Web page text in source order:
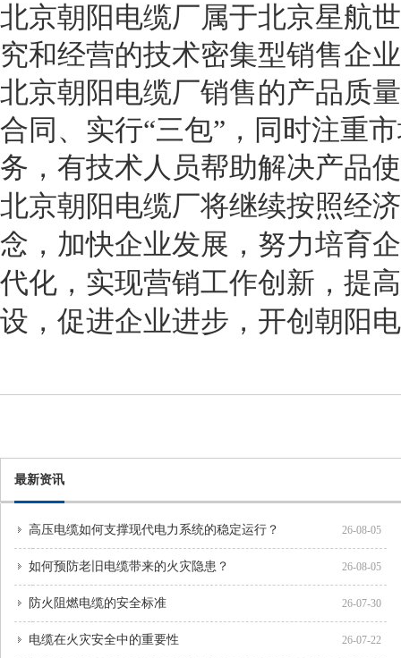
北京朝阳电缆厂属于北京星航
究和经营的技术密集型销售企
北京朝阳电缆厂销售的产品质
合同、实行“三包”，同时注重
务，有技术人员帮助解决产品
北京朝阳电缆厂将继续按照经
念，加快企业发展，努力培育
代化，实现营销工作创新，提
设，促进企业进步，开创朝阳
最新资讯
高压电缆如何支撑现代电力系统的稳定运行？ 26-08-05
如何预防老旧电缆带来的火灾隐患？ 26-08-05
防火阻燃电缆的安全标准 26-07-30
电缆在火灾安全中的重要性 26-07-22